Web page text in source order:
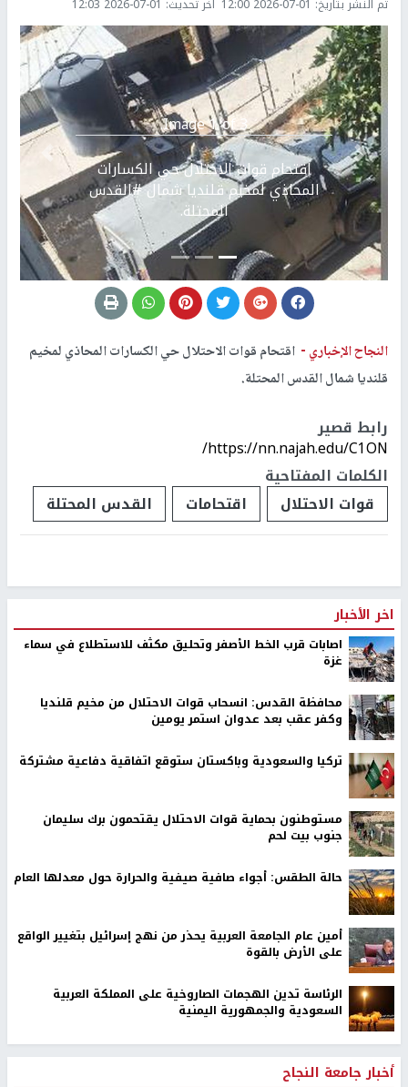
تم النشر بتاريخ: 2026-07-01 12:00 اخر تحديث: 2026-07-01 12:03
Image 1 of 3.
اقتحام قوات الاحتلال حي الكسارات
المحاذي لمخيم قلنديا شمال #القدس
المحتلة.
Previous التالي
النجاح الإخباري - اقتحام قوات الاحتلال حي الكسارات المحاذي لمخيم
قلنديا شمال القدس المحتلة.
رابط قصير
https://nn.najah.edu/C1ON/
الكلمات المفتاحية
قوات الاحتلال
اقتحامات القدس المحتلة
اخر الأخبار
اصابات قرب الخط الأصفر وتحليق مكثف للاستطلاع في سماء
غزة
محافظة القدس: انسحاب قوات الاحتلال من مخيم قلنديا
وكفر عقب بعد عدوان استمر يومين
تركيا والسعودية وباكستان ستوقع اتفاقية دفاعية مشتركة
مستوطنون بحماية قوات الاحتلال يقتحمون برك سليمان
جنوب بيت لحم
حالة الطقس: أجواء صافية صيفية والحرارة حول معدلها العام
أمين عام الجامعة العربية يحذر من نهج إسرائيل بتغيير الواقع
على الأرض بالقوة
الرئاسة تدين الهجمات الصاروخية على المملكة العربية
السعودية والجمهورية اليمنية
أخبار جامعة النجاح